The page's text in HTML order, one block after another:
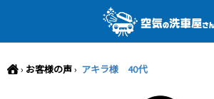
› お客様の声› アキラ様 40代